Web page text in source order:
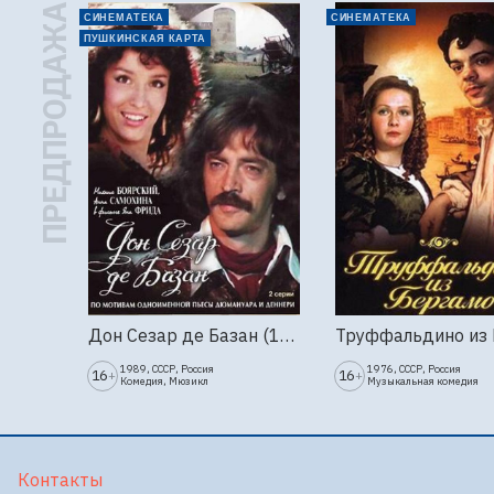
ПРЕДПРОДАЖА
СИНЕМАТЕКА
ПУШКИНСКАЯ КАРТА
Дон Сезар де Базан (1989г., Ленфильм, 2 серии)
16+ 1989, СССР, Россия
Комедия, Мюзикл
СИНЕМАТЕКА
16+ 1976, СССР, Россия
Музыкальная комедия
Контакты